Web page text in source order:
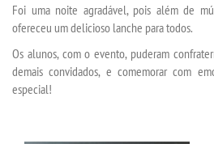
PUBLICAÇÕES
DESTAQUES
Foi uma noite agradável, pois além de
ofereceu um delicioso lanche para todos.
Os alunos, com o evento, puderam
demais convidados, e comemorar com
especial!